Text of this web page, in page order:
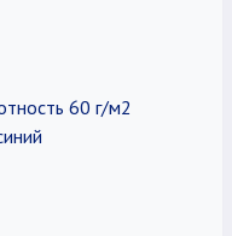
60 г/м2